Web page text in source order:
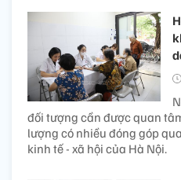
đối tượng cần được quan
lượng có nhiều đóng góp
kinh tế - xã hội của Hà Nội.